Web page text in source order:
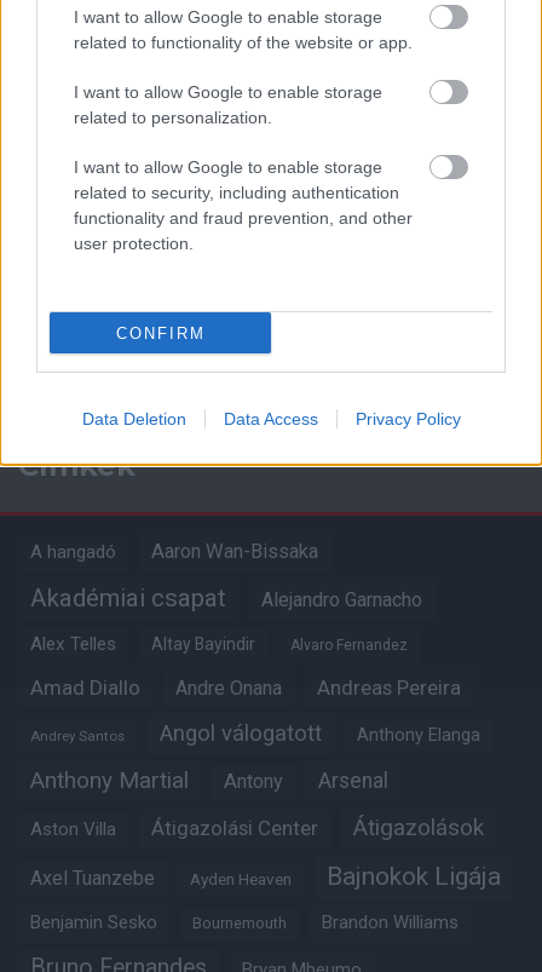
I want to allow Google to enable storage
related to functionality of the website or app.
I want to allow Google to enable storage
related to personalization.
I want to allow Google to enable storage
related to security, including authentication
functionality and fraud prevention, and other
user protection.
CONFIRM
Data Deletion Data Access Privacy Policy
Támogatás
Támogasd adományoddal
Kapcsolódó hírek
Címkék
A hangadó Aaron Wan-Bissaka
Akadémiai csapat Alejandro Garnacho
Alex Telles Altay Bayindir Alvaro Fernandez
Amad Diallo Andre Onana Andreas Pereira
Andrey Santos Angol válogatott Anthony Elanga
Anthony Martial Antony Arsenal
Aston Villa Átigazolási Center Átigazolások
Axel Tuanzebe Ayden Heaven Bajnokok Ligája
Benjamin Sesko Bournemouth Brandon Williams